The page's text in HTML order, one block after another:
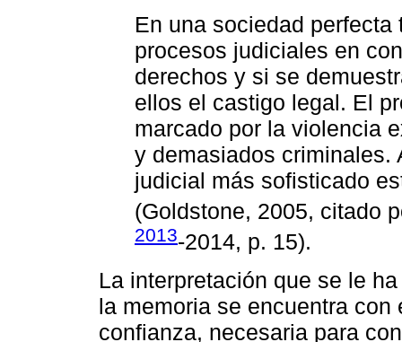
En una sociedad
procesos judiciales en
derechos y si se
ellos el castigo legal. El
marcado por la violencia
y demasiados criminales.
judicial más sofisticado
(Goldstone, 2005, citado
2013-2014, p. 15).
La interpretación que se le
la memoria se encuentra
confianza, necesaria para